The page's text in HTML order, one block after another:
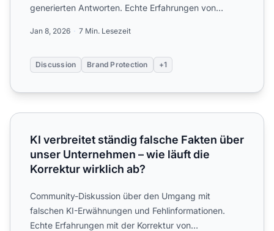
generierten Antworten. Echte Erfahrungen von
Jan 8, 2026 7 Min. Lesezeit
Discussion Brand Protection +1
KI verbreitet ständig falsche Fakten über unser
KI verbreitet ständig falsche Fakten über
unser Unternehmen – wie läuft die
Korrektur wirklich ab?
Community-Diskussion über den Umgang mit
falschen KI-Erwähnungen und Fehlinformationen.
Echte Erfahrungen mit der Korrektur von